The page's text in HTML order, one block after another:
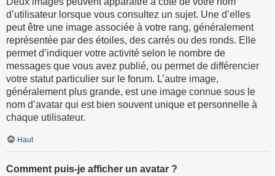
d’utilisateur lorsque vous consultez un sujet. Une d’elles
peut être une image associée à votre rang, généralement
représentée par des étoiles, des carrés ou des ronds. Elle
permet d’indiquer votre activité selon le nombre de
messages que vous avez publié, ou permet de différencier
votre statut particulier sur le forum. L’autre image,
généralement plus grande, est une image connue sous le
nom d’avatar qui est bien souvent unique et personnelle à
chaque utilisateur.
Haut
Comment puis-je afficher un avatar ?